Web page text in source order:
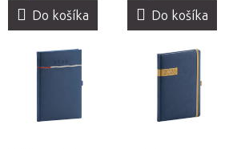
Do košíka
Do košíka